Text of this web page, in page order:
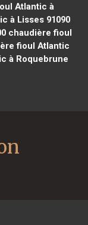
Atlantic à
à Lisses 91090
chaudière fioul
fioul Atlantic
à Roquebrune